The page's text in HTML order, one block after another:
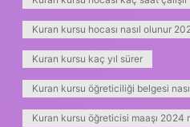
Kuran kursu hocası nasıl olunur
Kuran kursu kaç yıl sürer
Kuran kursu öğreticiliği belgesi nasıl
Kuran kursu öğreticisi maaşı 2024